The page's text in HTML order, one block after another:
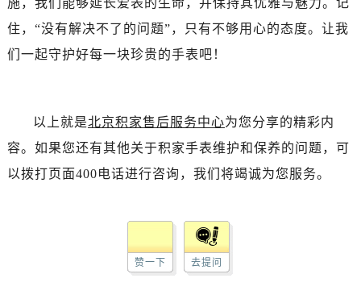
住，“没有解决不了的问题”，只有不够用心的态度。让我
们一起守护好每一块珍贵的手表吧！
以上就是北京积家售后服务中心为您分享的精彩内
容。如果您还有其他关于积家手表维护和保养的问题，可
以拨打页面400电话进行咨询，我们将竭诚为您服务。
赞一下 去提问